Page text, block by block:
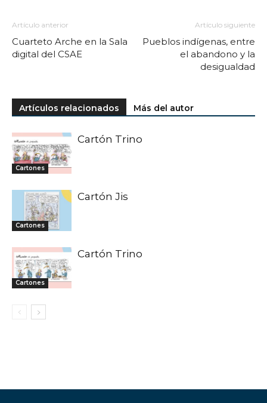
Artículo anterior
Cuarteto Arche en la Sala
digital del CSAE
Artículo siguiente
Pueblos indígenas, entre
el abandono y la
desigualdad
Artículos relacionados Más del autor
Cartones
Cartón Trino
Cartones
Cartón Jis
Cartones
Cartón Trino